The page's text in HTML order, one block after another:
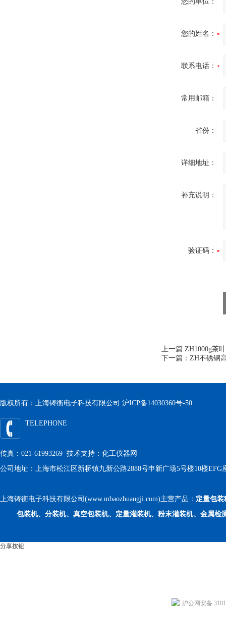
您的姓名：
联系电话：
常用邮箱：
省份：
详细地址：
补充说明：
验证码：
上一篇:ZH1000g茶
下一篇： ZH不锈钢
版权所有：上海铸衡电子科技有限公司 沪ICP备14030360号-50
TELEPHONE
传真：021-61993269 技术支持： 化工仪器网
公司地址：上海市松江区新桥镇九新公路2888号申新广场5号楼10楼EFG
上海铸衡电子科技有限公司(www.mbaozhuangji.com)主营产品： 定量包装
包装机、分装机、真空包装机、定量灌装机、粉末灌装机、金属检
分享按钮
沪公网安备